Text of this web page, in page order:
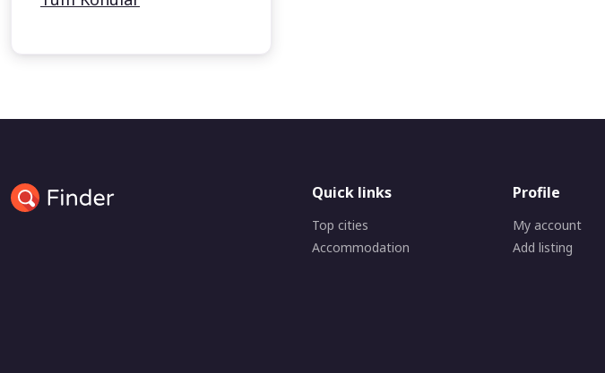
Quick links
Top cities
Accommodation
Profile
My account
Add listing